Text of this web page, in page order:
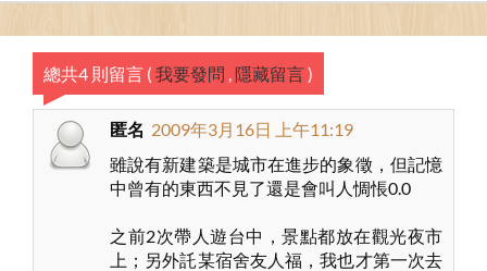
總共4 則留言 ( 我要發問 隱藏留言)
匿名 2009年3月16日 上午11:19
雖說有新建築是城市在進步的象徵，但記憶
中曾有的東西不見了還是會叫人惆悵0.0
之前2次帶人遊台中，景點都放在觀光夜市
上；另外託某宿舍友人福，我也才第一次去